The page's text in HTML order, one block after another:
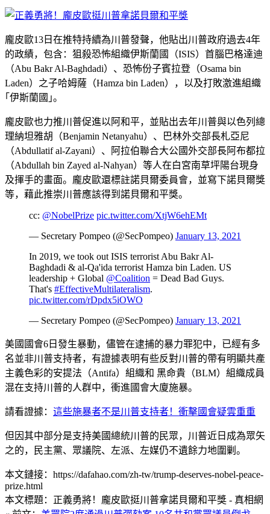
龐皮歐13日在推特持續為川普發聲，他貼出川普政府過去4年
的政績，包含：狙殺恐怖組織伊斯蘭國（ISIS）首腦巴格達迪
（Abu Bakr Al-Baghdadi）、恐怖份子賓拉登（Osama bin
Laden）之子哈姆薩（Hamza bin Laden），以及打敗激進組織
｢伊斯蘭國｣。
龐皮歐也力推川普促進以阿和平，並貼出去年川普與以色列總
理納坦雅胡（Benjamin Netanyahu）、巴林外交部長札亞尼
（Abdullatif al-Zayani）、阿拉伯聯合大公國外交部長阿布都拉
（Abdullah bin Zayed al-Nahyan）等人在白宮南草坪陽台現身
及揮手的畫面。龐皮歐還標註諾貝爾委員會，並寫下諾貝爾獎
等，藉此推崇川普應該得到諾貝爾和平獎。
cc: @NobelPrize pic.twitter.com/XtjW6ehEMt
— Secretary Pompeo (@SecPompeo) January 13, 2021
In 2019, ​we took out ISIS terrorist ​Abu Bakr Al-
Baghdadi & al-Qa'ida terrorist Hamza bin Laden. US
leadership + Global @Coalition = Dead Bad Guys.
That's #EffectiveMultilateralism.
pic.twitter.com/rDpdx5iOWO
— Secretary Pompeo (@SecPompeo) January 13, 2021
美國國會6日發生暴動，儘管在逮捕的暴力罪犯中，已經有多
名並非川普支持者，有證據表明有些反對川普的帶有明顯共產
主義色彩的安提法（Antifa）組織和 黑命貴（BLM）組織成員
混在支持川普的人群中，衝進國會大廈施暴。
請看證據： 這些施暴者不是川普支持者！衝擊國會疑雲重重
但因其中部分是支持美國總統川普的民眾，川普近日成為眾矢
之的，民主黨、眾議院、左派、左媒仍不遺餘力地圍剿。
本文鏈接：https://dafahao.com/zh-tw/trump-deserves-nobel-peace-
prize.html
本文標題：正義勇將！龐皮歐挺川普拿諾貝爾和平獎 - 真相網